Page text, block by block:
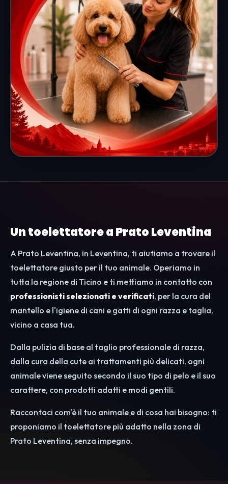
Un toelettatore a Prato Leventina
A Prato Leventina, in Leventina, ti aiutiamo a trovare il
toelettatore giusto per il tuo animale. Operiamo in
tutta la regione di Ticino e ti mettiamo in contatto con
professionisti selezionati e verificati, per la cura del
mantello e l'igiene di cani e gatti di ogni razza e taglia,
vicino a casa tua.
Dalla pulizia di base al taglio professionale di razza,
dalla cura della cute ai trattamenti più delicati, ogni
animale viene seguito secondo il suo tipo di pelo e il suo
carattere, con prodotti adatti e modi gentili.
Raccontaci com'è il tuo animale e di cosa hai bisogno: ti
proponiamo il toelettatore più adatto nella zona di
Prato Leventina, senza impegno.